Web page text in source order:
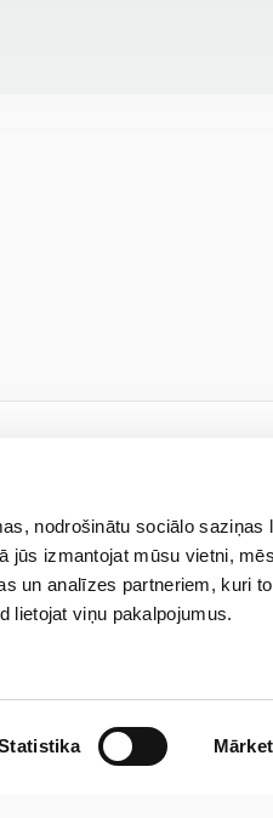
nodrošinātu sociālo saziņas
jūs izmantojat mūsu vietni,
un analīzes partneriem, kuri
lietojat viņu pakalpojumus.
un uzzini
man jebkurā brīdī ir iespēja atsaukt
iepazīties mūsu Privātuma politikā.